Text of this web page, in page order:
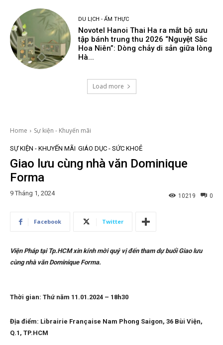
DU LỊCH - ẨM THỰC
Novotel Hanoi Thai Ha ra mắt bộ sưu
tập bánh trung thu 2026 “Nguyệt Sắc
Hoa Niên”: Dòng chảy di sản giữa lòng
Hà...
Load more